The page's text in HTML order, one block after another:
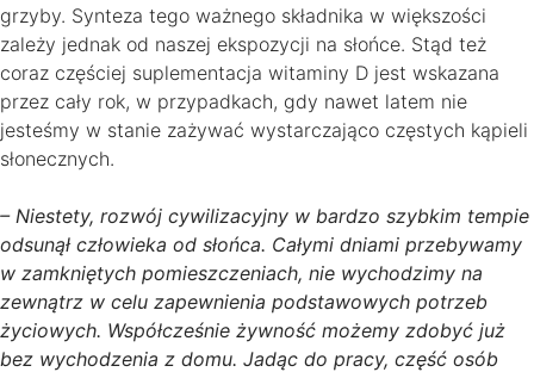
grzyby. Synteza tego ważnego składnika w większości
zależy jednak od naszej ekspozycji na słońce. Stąd też
coraz częściej suplementacja witaminy D jest wskazana
przez cały rok, w przypadkach, gdy nawet latem nie
jesteśmy w stanie zażywać wystarczająco częstych kąpieli
słonecznych.
– Niestety, rozwój cywilizacyjny w bardzo szybkim tempie
odsunął człowieka od słońca. Całymi dniami przebywamy
w zamkniętych pomieszczeniach, nie wychodzimy na
zewnątrz w celu zapewnienia podstawowych potrzeb
życiowych. Współcześnie żywność możemy zdobyć już
bez wychodzenia z domu. Jadąc do pracy, część osób